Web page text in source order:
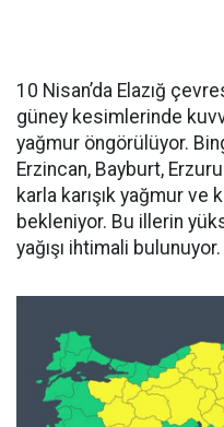
10 Nisan’da Elazığ
güney kesimlerinde
yağmur öngörülüyor.
Erzincan, Bayburt,
karla karışık yağmur ve
bekleniyor. Bu illerin
yağışı ihtimali bulunuyor.